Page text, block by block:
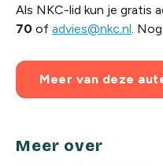
Als NKC-lid kun je gratis
70 of advies@nkc.nl.
Meer van deze
Meer over